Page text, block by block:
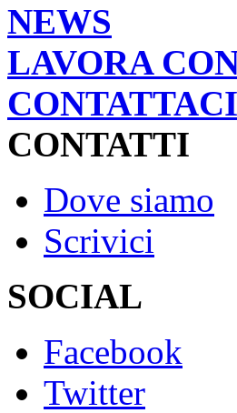
NEWS
LAVORA
CONTATTACI
CONTATTI
Dove siamo
Scrivici
SOCIAL
Facebook
Twitter